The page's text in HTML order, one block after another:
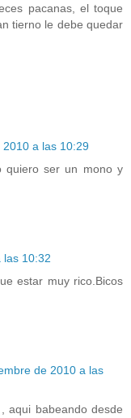
pacanas, el toque
tierno le debe quedar
a las 10:29
quiero ser un mono y
las 10:32
estar muy rico.Bicos
de 2010 a las
aqui babeando desde